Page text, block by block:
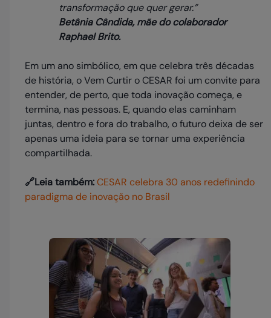
transformação que quer gerar.”
Betânia Cândida, mãe do colaborador
Raphael Brito.
Em um ano simbólico, em que celebra três décadas
de história, o Vem Curtir o CESAR foi um convite para
entender, de perto, que toda inovação começa, e
termina, nas pessoas. E, quando elas caminham
juntas, dentro e fora do trabalho, o futuro deixa de ser
apenas uma ideia para se tornar uma experiência
compartilhada.
🔗Leia também:CESAR celebra 30 anos redefinindo
paradigma de inovação no Brasil